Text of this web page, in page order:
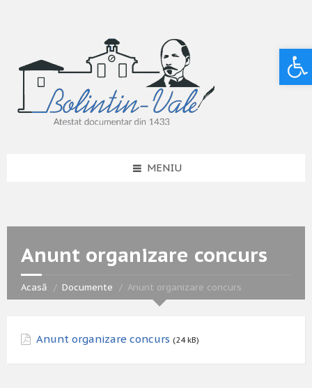
MENIU
Anunt organizare concurs
Acasă Documente Anunt organizare concurs
Anunt organizare concurs (24 kB)
Deschide bara de unelte